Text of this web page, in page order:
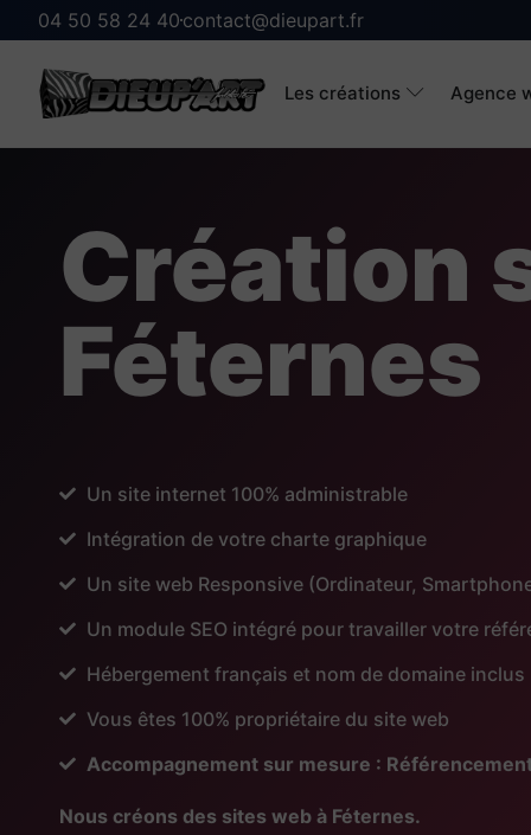
04 50 58 24 40 contact@dieupart.fr
Les créations Agence
Création
Féternes
Un site internet 100% administrable
Intégration de votre charte graphique
Un site web Responsive (Ordinateur,
Un module SEO intégré pour travailler votre
Hébergement français et nom de domaine inclus
Vous êtes 100% propriétaire du site web
Accompagnement sur mesure :
Nous créons des sites web à Féternes.